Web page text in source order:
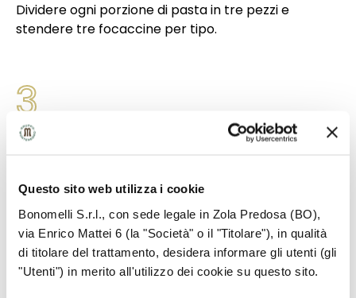
Questo sito web utilizza i cookie
Bonomelli S.r.l., con sede legale in Zola Predosa (BO),
via Enrico Mattei 6 (la "Società" o il "Titolare"), in qualità
di titolare del trattamento, desidera informare gli utenti (gli
"Utenti") in merito all'utilizzo dei cookie su questo sito.
Dividere ogni porzione di pasta in tre pezzi e
stendere tre focaccine per tipo.
3
antiaderente, adagiare una focaccina e
cuocerla incorperchiata. Proseguire nella
cottura di tutte le focaccine.